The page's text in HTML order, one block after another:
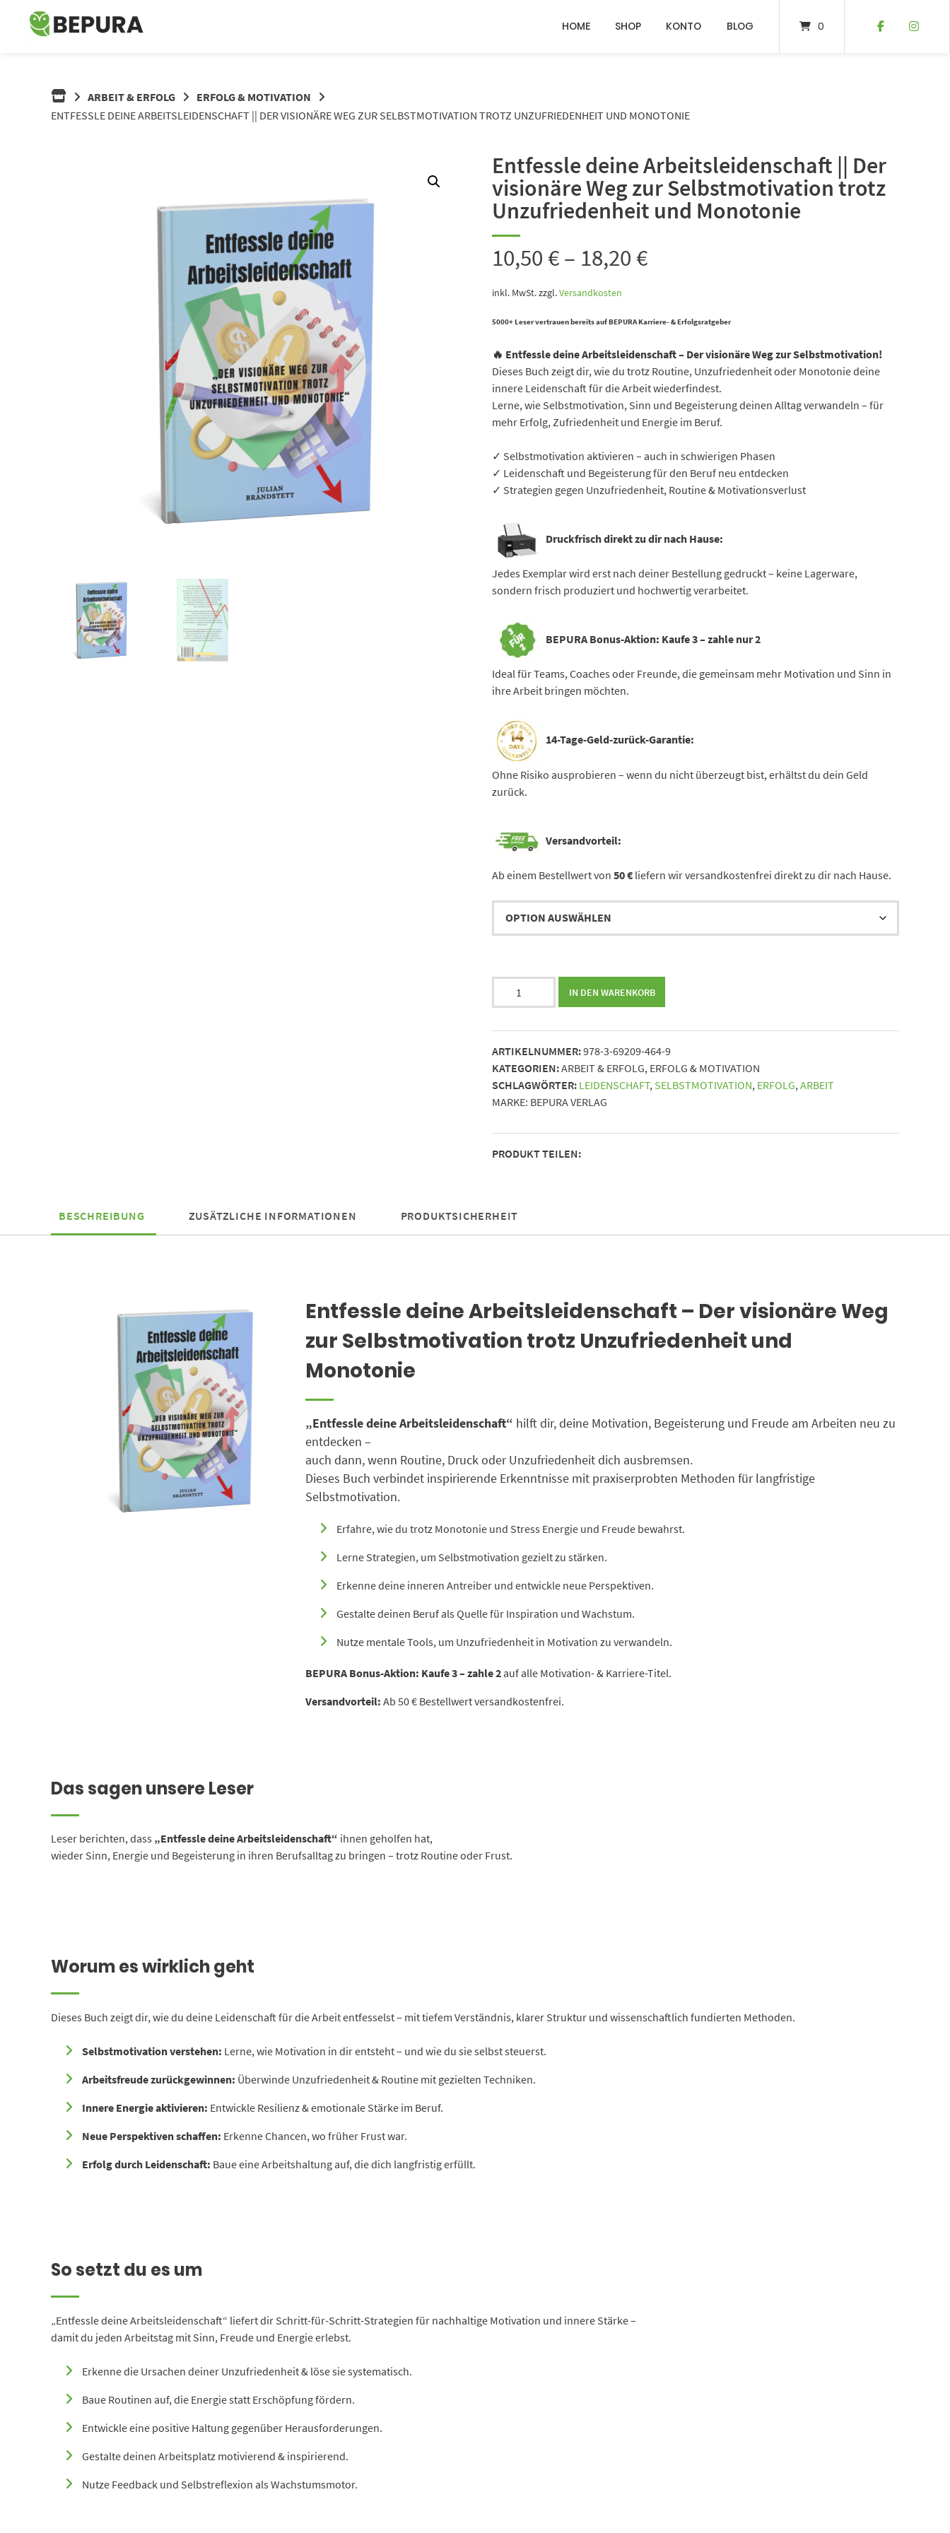
Springe
HOME SHOP KONTO BLOG 0
ARBEIT & ERFOLG
ERFOLG & MOTIVATION
ENTFESSLE DEINE ARBEITSLEIDENSCHAFT || DER VISIONÄRE WEG ZUR SELBSTMOTIVATION TROTZ UNZUFRIEDENHEIT UND MONOTONIE
Entfessle deine Arbeitsleidenschaft || Der
visionäre Weg zur Selbstmotivation trotz
Unzufriedenheit und Monotonie
10,50€– 18,20€
inkl. MwSt.zzgl.Versandkosten
5000+ Leser vertrauen bereits auf BEPURA Karriere- & Erfolgsratgeber
🔥 Entfessle deine Arbeitsleidenschaft – Der visionäre Weg zur Selbstmotivation!
Dieses Buch zeigt dir, wie du trotz Routine, Unzufriedenheit oder Monotonie deine
innere Leidenschaft für die Arbeit wiederfindest.
Lerne, wie Selbstmotivation, Sinn und Begeisterung deinen Alltag verwandeln – für
mehr Erfolg, Zufriedenheit und Energie im Beruf.
✓ Selbstmotivation aktivieren – auch in schwierigen Phasen
✓ Leidenschaft und Begeisterung für den Beruf neu entdecken
✓ Strategien gegen Unzufriedenheit, Routine & Motivationsverlust
Druckfrisch direkt zu dir nach Hause:
Jedes Exemplar wird erst nach deiner Bestellung gedruckt – keine Lagerware,
sondern frisch produziert und hochwertig verarbeitet.
BEPURA Bonus-Aktion: Kaufe 3 – zahle nur 2
Ideal für Teams, Coaches oder Freunde, die gemeinsam mehr Motivation und Sinn in
ihre Arbeit bringen möchten.
14-Tage-Geld-zurück-Garantie:
Ohne Risiko ausprobieren – wenn du nicht überzeugt bist, erhältst du dein Geld
zurück.
Versandvorteil:
Ab einem Bestellwert von 50 € liefern wir versandkostenfrei direkt zu dir nach Hause.
||
Der
visionäre
Weg
zur
trotz
Unzufriedenheit
IN DEN WARENKORB
ARTIKELNUMMER:978-3-69209-464-9
KATEGORIEN:ARBEIT & ERFOLG, ERFOLG & MOTIVATION
SCHLAGWÖRTER: LEIDENSCHAFT, SELBSTMOTIVATION, ERFOLG,ARBEIT
MARKE: BEPURA VERLAG
PRODUKT TEILEN:
BESCHREIBUNG ZUSÄTZLICHE INFORMATIONEN PRODUKTSICHERHEIT
Entfessle deine Arbeitsleidenschaft – Der visionäre Weg
zur Selbstmotivation trotz Unzufriedenheit und
Monotonie
„Entfessle deine Arbeitsleidenschaft“ hilft dir, deine Motivation, Begeisterung und Freude am Arbeiten neu zu
entdecken –
auch dann, wenn Routine, Druck oder Unzufriedenheit dich ausbremsen.
Dieses Buch verbindet inspirierende Erkenntnisse mit praxiserprobten Methoden für langfristige
Selbstmotivation.
Erfahre, wie du trotz Monotonie und Stress Energie und Freude bewahrst.
Lerne Strategien, um Selbstmotivation gezielt zu stärken.
Erkenne deine inneren Antreiber und entwickle neue Perspektiven.
Gestalte deinen Beruf als Quelle für Inspiration und Wachstum.
Nutze mentale Tools, um Unzufriedenheit in Motivation zu verwandeln.
BEPURA Bonus-Aktion: Kaufe 3 – zahle 2auf alle Motivation- & Karriere-Titel.
Versandvorteil: Ab 50 € Bestellwert versandkostenfrei.
Das sagen unsere Leser
Leser berichten, dass „Entfessle deine Arbeitsleidenschaft“ ihnen geholfen hat,
wieder Sinn, Energie und Begeisterung in ihren Berufsalltag zu bringen – trotz Routine oder Frust.
Worum es wirklich geht
Dieses Buch zeigt dir, wie du deine Leidenschaft für die Arbeit entfesselst – mit tiefem Verständnis, klarer Struktur und wissenschaftlich fundierten Methoden.
Selbstmotivation verstehen: Lerne, wie Motivation in dir entsteht – und wie du sie selbst steuerst.
Arbeitsfreude zurückgewinnen: Überwinde Unzufriedenheit & Routine mit gezielten Techniken.
Innere Energie aktivieren: Entwickle Resilienz & emotionale Stärke im Beruf.
Neue Perspektiven schaffen: Erkenne Chancen, wo früher Frust war.
Erfolg durch Leidenschaft: Baue eine Arbeitshaltung auf, die dich langfristig erfüllt.
So setzt du es um
„Entfessle deine Arbeitsleidenschaft“ liefert dir Schritt-für-Schritt-Strategien für nachhaltige Motivation und innere Stärke –
damit du jeden Arbeitstag mit Sinn, Freude und Energie erlebst.
Erkenne die Ursachen deiner Unzufriedenheit & löse sie systematisch.
Baue Routinen auf, die Energie statt Erschöpfung fördern.
Entwickle eine positive Haltung gegenüber Herausforderungen.
Gestalte deinen Arbeitsplatz motivierend & inspirierend.
Nutze Feedback und Selbstreflexion als Wachstumsmotor.